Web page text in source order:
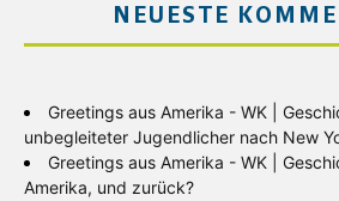
NEUESTE
Greetings aus Amerika - WK |
unbegleiteter Jugendlicher nach New
Greetings aus Amerika - WK |
Amerika, und zurück?